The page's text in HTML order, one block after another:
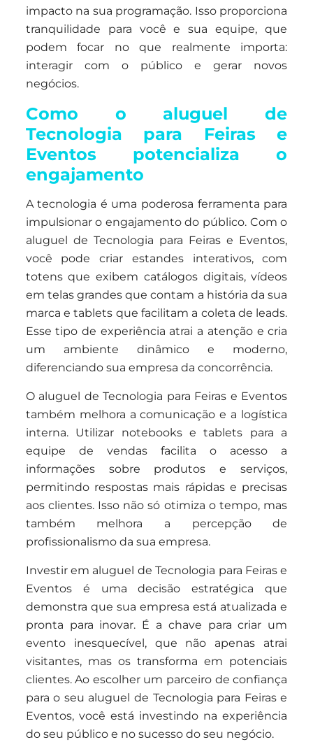
impacto na sua programação. Isso proporciona
tranquilidade para você e sua equipe, que
podem focar no que realmente importa:
interagir com o público e gerar novos
negócios.
Como o aluguel de
Tecnologia para Feiras e
Eventos potencializa o
engajamento
A tecnologia é uma poderosa ferramenta para
impulsionar o engajamento do público. Com o
aluguel de Tecnologia para Feiras e Eventos,
você pode criar estandes interativos, com
totens que exibem catálogos digitais, vídeos
em telas grandes que contam a história da sua
marca e tablets que facilitam a coleta de leads.
Esse tipo de experiência atrai a atenção e cria
um ambiente dinâmico e moderno,
diferenciando sua empresa da concorrência.
O aluguel de Tecnologia para Feiras e Eventos
também melhora a comunicação e a logística
interna. Utilizar notebooks e tablets para a
equipe de vendas facilita o acesso a
informações sobre produtos e serviços,
permitindo respostas mais rápidas e precisas
aos clientes. Isso não só otimiza o tempo, mas
também melhora a percepção de
profissionalismo da sua empresa.
Investir em aluguel de Tecnologia para Feiras e
Eventos é uma decisão estratégica que
demonstra que sua empresa está atualizada e
pronta para inovar. É a chave para criar um
evento inesquecível, que não apenas atrai
visitantes, mas os transforma em potenciais
clientes. Ao escolher um parceiro de confiança
para o seu aluguel de Tecnologia para Feiras e
Eventos, você está investindo na experiência
do seu público e no sucesso do seu negócio.